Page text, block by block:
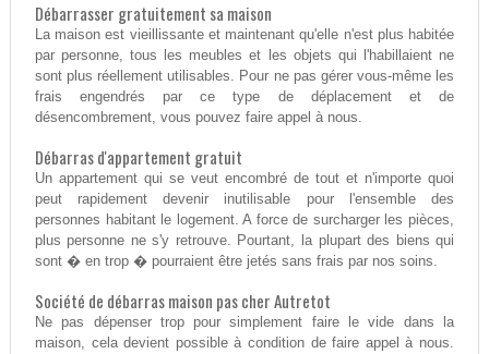
Débarrasser gratuitement sa maison
La maison est vieillissante et maintenant qu'elle n'est plus habitée
par personne, tous les meubles et les objets qui l'habillaient ne
sont plus réellement utilisables. Pour ne pas gérer vous-même les
frais engendrés par ce type de déplacement et de
désencombrement, vous pouvez faire appel à nous.
Débarras d'appartement gratuit
Un appartement qui se veut encombré de tout et n'importe quoi
peut rapidement devenir inutilisable pour l'ensemble des
personnes habitant le logement. A force de surcharger les pièces,
plus personne ne s'y retrouve. Pourtant, la plupart des biens qui
sont � en trop � pourraient être jetés sans frais par nos soins.
Société de débarras maison pas cher Autretot
Ne pas dépenser trop pour simplement faire le vide dans la
maison, cela devient possible à condition de faire appel à nous.